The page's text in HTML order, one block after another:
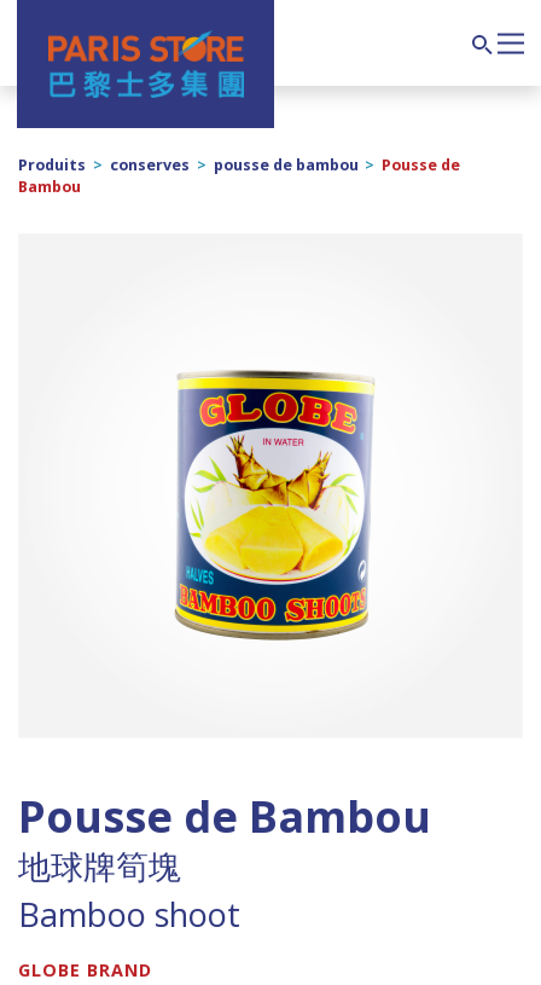
Navigation principale
Produits > conserves > pousse de bambou > Pousse de
Bambou
Pousse de Bambou
地球牌筍塊
Bamboo shoot
GLOBE BRAND